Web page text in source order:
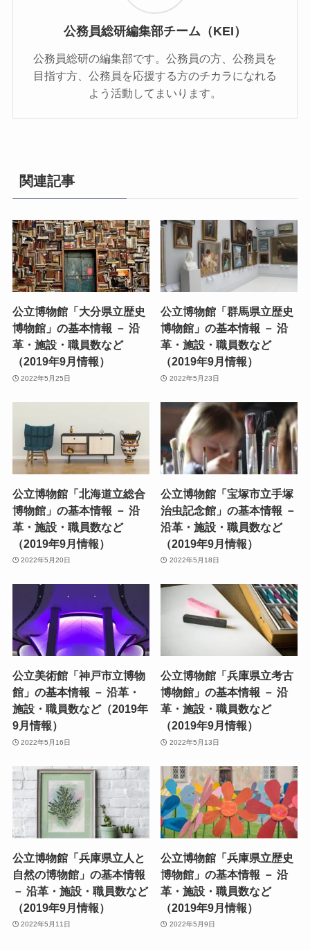
公務員総研編集部チーム（KEI）
公務員総研の編集部です。公務員の方、公務員を
目指す方、公務員を応援する方のチカラになれる
よう活動してまいります。
関連記事
公立博物館「大分県立歴史
博物館」の基本情報 － 沿
革・施設・職員数など
（2019年9月情報）
2022年5月25日
公立博物館「群馬県立歴史
博物館」の基本情報 － 沿
革・施設・職員数など
（2019年9月情報）
2022年5月23日
公立博物館「北海道立総合
博物館」の基本情報 － 沿
革・施設・職員数など
（2019年9月情報）
2022年5月20日
公立博物館「宝塚市立手塚
治虫記念館」の基本情報 －
沿革・施設・職員数など
（2019年9月情報）
2022年5月18日
公立美術館「神戸市立博物
館」の基本情報 － 沿革・
施設・職員数など（2019年
9月情報）
2022年5月16日
公立博物館「兵庫県立考古
博物館」の基本情報 － 沿
革・施設・職員数など
（2019年9月情報）
2022年5月13日
公立博物館「兵庫県立人と
自然の博物館」の基本情報
－ 沿革・施設・職員数など
（2019年9月情報）
2022年5月11日
公立博物館「兵庫県立歴史
博物館」の基本情報 － 沿
革・施設・職員数など
（2019年9月情報）
2022年5月9日